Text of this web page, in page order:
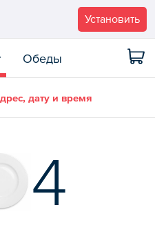
Установить
Обеды
дату и время
4